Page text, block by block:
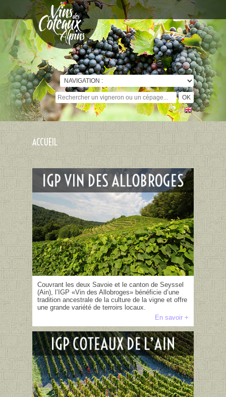
ACCUEIL
Couvrant les deux Savoie et le canton de Seyssel
(Ain), l’IGP «Vin des Allobroges» bénéficie d’une
tradition ancestrale de la culture de la vigne et offre
une grande variété de terroirs locaux.
En savoir +
Cookies management panel